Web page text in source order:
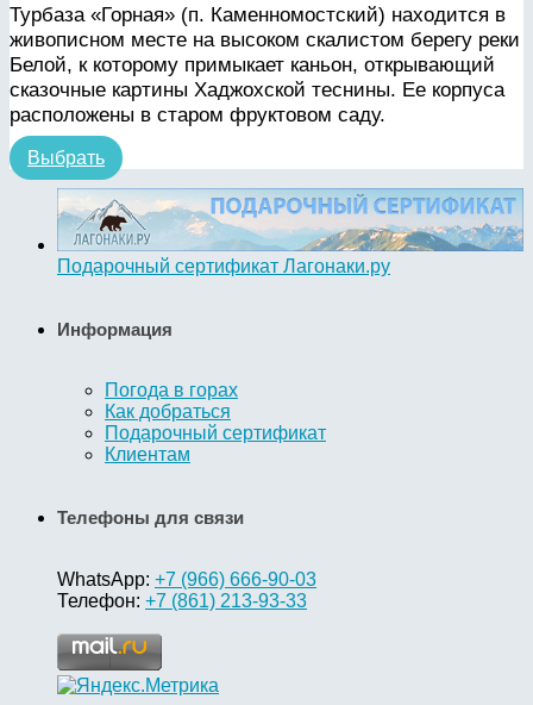
Турбаза «Горная» (п. Каменномостский) находится в
живописном месте на высоком скалистом берегу реки
Белой, к которому примыкает каньон, открывающий
сказочные картины Хаджохской теснины. Ее корпуса
расположены в старом фруктовом саду.
Выбрать
Подарочный сертификат Лагонаки.ру
Информация
Погода в горах
Как добраться
Подарочный сертификат
Клиентам
Телефоны для связи
WhatsApp: +7 (966) 666-90-03
Телефон: +7 (861) 213-93-33